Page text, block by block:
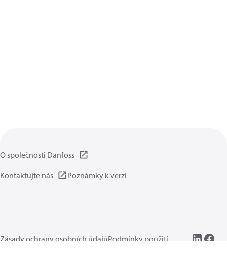
O společnosti Danfoss
Kontaktujte nás
Poznámky k verzi
Zásady ochrany osobních údajůPodmínky použití